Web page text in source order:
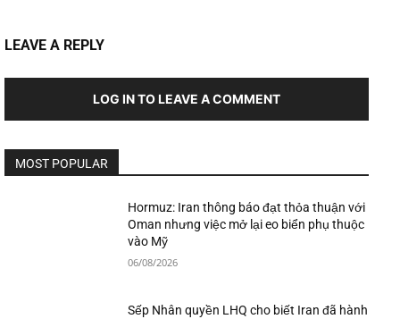
LEAVE A REPLY
LOG IN TO LEAVE A COMMENT
MOST POPULAR
Hormuz: Iran thông báo đạt thỏa thuận với
Oman nhưng việc mở lại eo biển phụ thuộc
vào Mỹ
06/08/2026
Sếp Nhân quyền LHQ cho biết Iran đã hành